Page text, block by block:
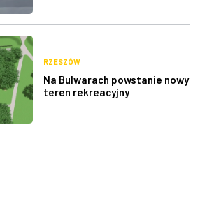
RZESZÓW
Na Bulwarach powstanie nowy
teren rekreacyjny